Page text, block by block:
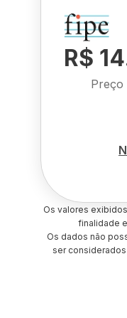
R$
Preço
Os valores
finalidade
Os dados não
ser